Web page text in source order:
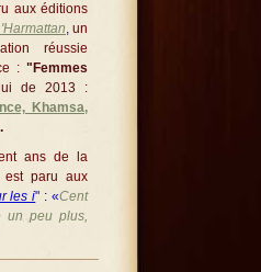
aux éditions
, un
réussie
: "Femmes
de 2013 :
Khamsa,
ans de la
est paru aux
les i" : «Cent
un peu plus,